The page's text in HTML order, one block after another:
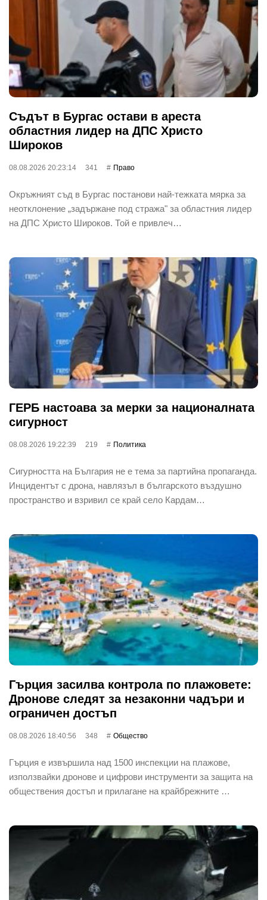
Съдът в Бургас остави в ареста
областния лидер на ДПС Христо
Широков
08.08.2026 20:23:14 341 Право
Окръжният съд в Бургас постанови най-тежката мярка за
неотклонение „задържане под стража" за областния лидер
на ДПС Христо Широков. Той е привлеч…
ГЕРБ настоава за мерки за националната
сигурност
08.08.2026 19:22:39 219 Политика
Сигурността на България не е тема за партийна пропаганда.
Инцидентът с дрона, навлязъл в българското въздушно
пространство и взривил се край село Кардам…
Гърция засилва контрола по плажовете:
Дронове следят за незаконни чадъри и
ограничен достъп
08.08.2026 18:40:56 348 Общество
Гърция е извършила над 1500 инспекции на плажове,
използвайки дронове и цифрови инструменти за защита на
обществения достъп и прилагане на крайбрежните …